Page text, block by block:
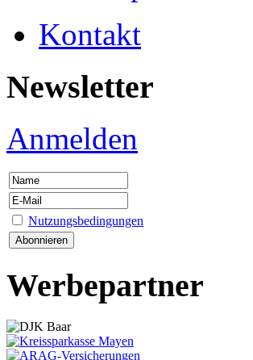
Kontakt
Newsletter
Anmelden
Nutzungsbedingungen
Werbepartner